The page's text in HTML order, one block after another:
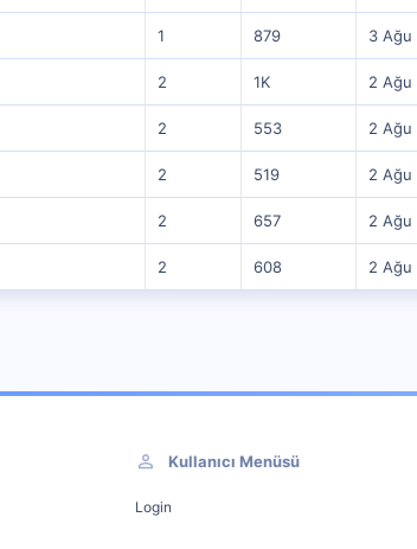
1 879 3 Ağu
2 1K 2 Ağu
2 553 2 Ağu
2 519 2 Ağu
2 657 2 Ağu
2 608 2 Ağu
Kullanıcı Menüsü
Login